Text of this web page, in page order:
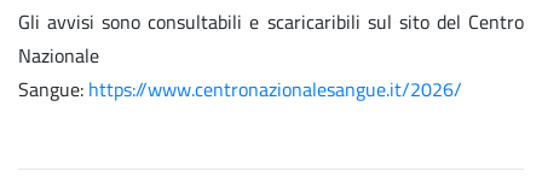
Gli avvisi sono consultabili e scaricaribili sul sito del Centro
Nazionale
Sangue: https://www.centronazionalesangue.it/2026/